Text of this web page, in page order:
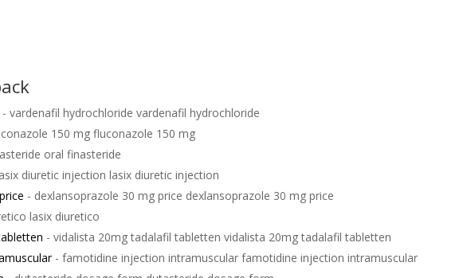
- vardenafil hydrochloride vardenafil hydrochloride
150 mg fluconazole 150 mg
oral finasteride
diuretic injection lasix diuretic injection
- dexlansoprazole 30 mg price dexlansoprazole 30 mg price
lasix diuretico
- vidalista 20mg tadalafil tabletten vidalista 20mg tadalafil tabletten
- famotidine injection intramuscular famotidine injection intramuscular